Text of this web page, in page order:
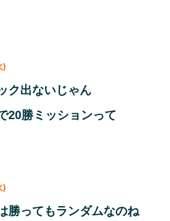
)
ク出ないじゃん
20勝ミッションって
)
勝ってもランダムなのね